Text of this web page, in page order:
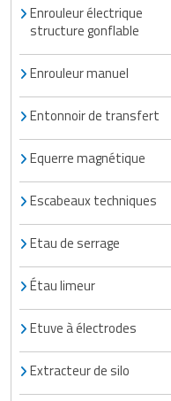
Enrouleur électrique
structure gonflable
Enrouleur manuel
Entonnoir de transfert
Equerre magnétique
Escabeaux techniques
Etau de serrage
Étau limeur
Etuve à électrodes
Extracteur de silo